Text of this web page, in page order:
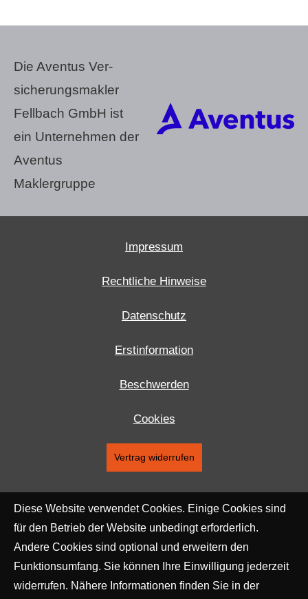
Die Aventus Ver­
sicherungs­makler
Fellbach GmbH ist
ein Unternehmen der
Aventus
Maklergruppe
Impressum
Rechtliche Hinweise
Datenschutz
Erstinformation
Beschwerden
Cookies
Vertrag widerrufen
Diese Website verwendet Cookies. Einige Cookies sind
für den Betrieb der Website unbedingt erforderlich.
Andere Cookies sind optional und erweitern den
Funktionsumfang. Sie können Ihre Einwilligung jederzeit
widerrufen. Nähere Informationen finden Sie in der